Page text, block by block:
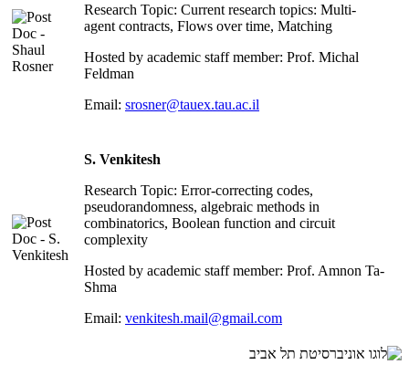
Research Topic: Current research topics: Multi-
agent contracts, Flows over time, Matching
Hosted by academic staff member: Prof. Michal
Feldman
Email: srosner@tauex.tau.ac.il
S. Venkitesh
Research Topic: Error-correcting codes,
pseudorandomness, algebraic methods in
combinatorics, Boolean function and circuit
complexity
Hosted by academic staff member: Prof. Amnon Ta-
Shma
Email: venkitesh.mail@gmail.com